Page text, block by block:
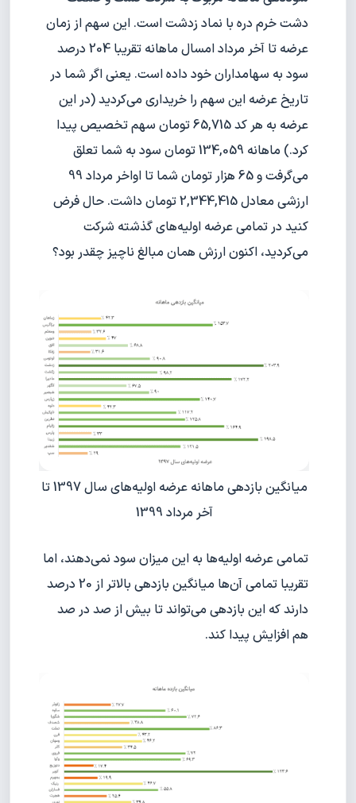
دشت خرم دره با نماد زدشت است. این سهم از زمان
عرضه تا آخر مرداد امسال ماهانه تقریبا 204 درصد
سود به سهامداران خود داده است. یعنی اگر شما در
تاریخ عرضه این سهم را خریداری می‌کردید (در این
عرضه به هر کد 65,715 تومان سهم تخصیص پیدا
کرد.) ماهانه 134,059 تومان سود به شما تعلق
می‌گرفت و 65 هزار تومان شما تا اواخر مرداد 99
ارزشی معادل 2,344,415 تومان داشت. حال فرض
کنید در تمامی عرضه اولیه‌های گذشته شرکت
می‌کردید، اکنون ارزش همان مبالغ ناچیز چقدر بود؟
میانگین بازدهی ماهانه عرضه اولیه‌های سال 1397 تا
آخر مرداد 1399
تمامی عرضه اولیه‌ها به این میزان سود نمی‌دهند، اما
تقریبا تمامی آن‌ها میانگین بازدهی بالاتر از 20 درصد
دارند که این بازدهی می‌تواند تا بیش از صد در صد
هم افزایش پیدا کند.